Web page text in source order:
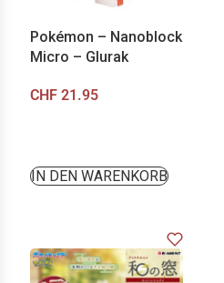
Pokémon – Nanoblock
Micro – Glurak
CHF 21.95
IN DEN WARENKORB